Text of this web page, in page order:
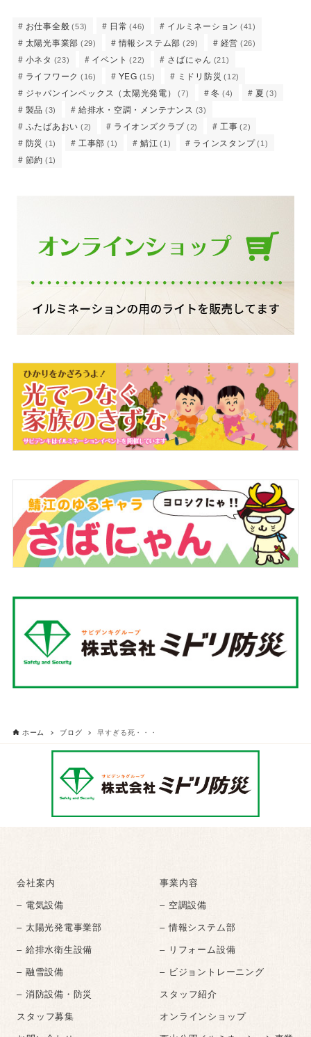
お仕事全般 (53) 日常 (46) イルミネーション (41)
太陽光事業部 (29) 情報システム部 (29) 経営 (26)
小ネタ (23) イベント (22) さばにゃん (21)
ライフワーク (16) YEG (15) ミドリ防災 (12)
ジャパンインペックス（太陽光発電） (7) 冬 (4) 夏 (3)
製品 (3) 給排水・空調・メンテナンス (3)
ふたばあおい (2) ライオンズクラブ (2) 工事 (2)
防災 (1) 工事部 (1) 鯖江 (1) ラインスタンプ (1)
節約 (1)
ホーム ブログ 早すぎる死・・・
会社案内
事業内容
– 電気設備
– 空調設備
– 太陽光発電事業部
– 情報システム部
– 給排水衛生設備
– リフォーム設備
– 融雪設備
– ビジョントレーニング
– 消防設備・防災
スタッフ紹介
スタッフ募集
オンラインショップ